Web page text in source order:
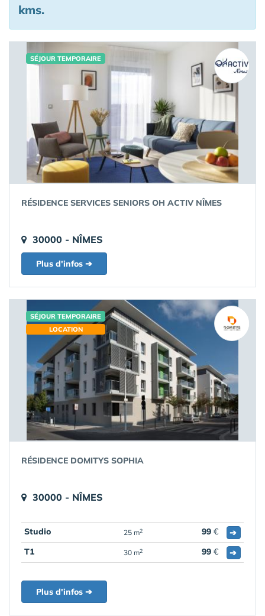
kms.
SÉJOUR TEMPORAIRE
RÉSIDENCE SERVICES SENIORS OH ACTIV NÎMES
30000 - NÎMES
Plus d'infos ➔
SÉJOUR TEMPORAIRE
LOCATION
RÉSIDENCE DOMITYS SOPHIA
30000 - NÎMES
Studio 25 m2 99 €
➔
T1
30 m2 99 € ➔
Plus d'infos ➔